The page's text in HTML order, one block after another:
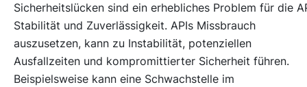
Sicherheitslücken sind ein erhebliches Problem für die
Stabilität und Zuverlässigkeit. APIs Missbrauch
auszusetzen, kann zu Instabilität, potenziellen
Ausfallzeiten und kompromittierter Sicherheit führen.
Beispielsweise kann eine Schwachstelle im